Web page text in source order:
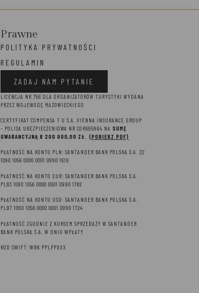
Prawne
POLITYKA PRYWATNOŚCI
REGULAMIN
ZADAJ NAM PYTANIE
LICENCJA NR 756 DLA ORGANIZATORÓW TURYSTYKI WYDANA
PRZEZ WOJEWODĘ MAZOWIECKIEGO
CERTYFIKAT COMPENSA T U S.A. VIENNA INSURANCE GROUP
– POLISA UBEZPIECZENIOWA NR COR695964 NA SUMĘ
GWARANCYJNĄ 8 200 000,00 ZŁ. (POBIERZ PDF)
PŁATNOŚĆ NA KONTO PLN: SANTANDER BANK POLSKA S.A. 22
1090 1056 0000 0001 0990 1619
PŁATNOŚĆ NA KONTO EUR: SANTANDER BANK POLSKA S.A.
PL83 1090 1056 0000 0001 0990 1782
PŁATNOŚĆ NA KONTO USD: SANTANDER BANK POLSKA S.A.
PL97 1090 1056 0000 0001 0990 1724
PŁATNOŚĆ ZGODNIE Z KURSEM SPRZEDAŻY W SANTANDER
BANK POLSKA S.A. W DNIU WPŁATY
KOD SWIFT: WBK PPLPPXXX